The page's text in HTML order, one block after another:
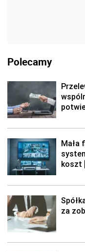
Polecamy
Mała
koszt
za